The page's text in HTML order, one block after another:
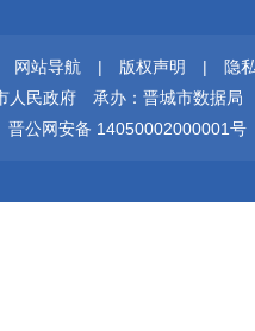
网站导航 | 版权声明 |
隐
人民政府
承办：晋城市数据局
晋公网安备 14050002000001号